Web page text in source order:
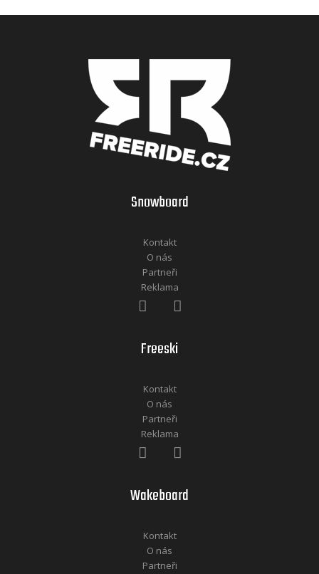
Snowboard
Kontakt
O nás
Partneři
Reklama
Freeski
Kontakt
O nás
Partneři
Reklama
Wakeboard
Kontakt
O nás
Partneři